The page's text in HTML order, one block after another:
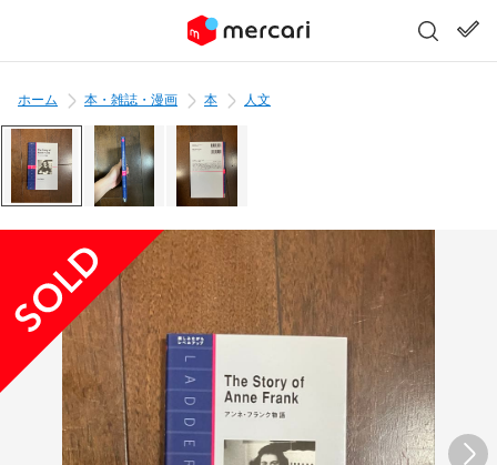
ホーム 本・雑誌・漫画 本 人文